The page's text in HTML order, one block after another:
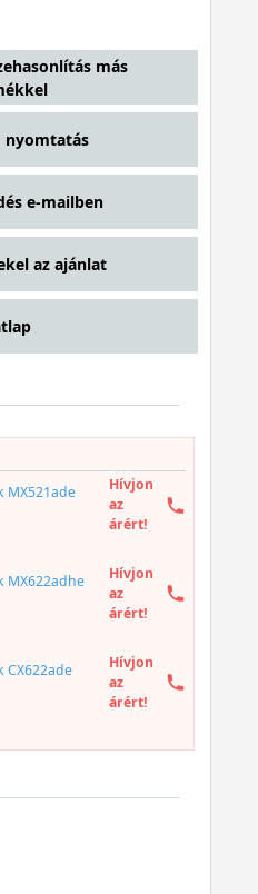
más
nyomtatás
e-mailben
az ajánlat
MX521ade
Hívjon
az
árért!
MX622adhe
Hívjon
az
árért!
CX622ade
Hívjon
az
árért!